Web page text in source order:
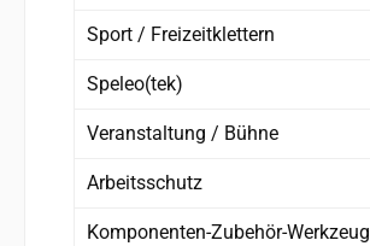
Sport / Freizeitklettern
Speleo(tek)
Veranstaltung / Bühne
Arbeitsschutz
Komponenten-Zubehör-Werkzeug